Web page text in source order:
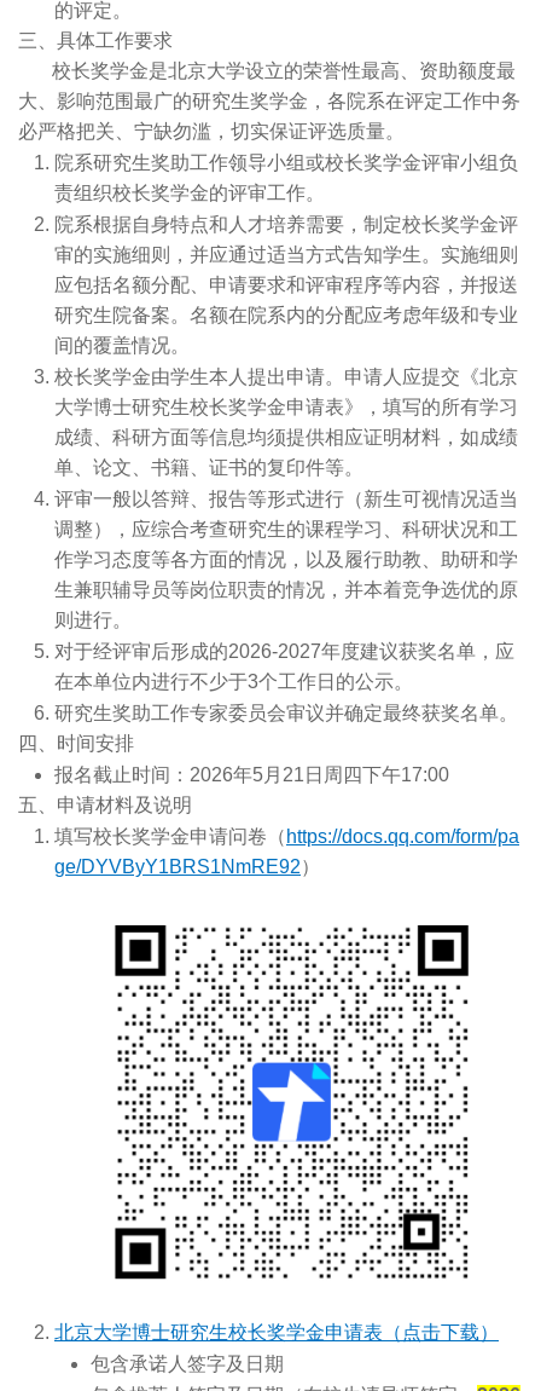
究所
湍流
与复
杂系
统全
国重
点实
验室
省部
级科
技平
台
虚体
科研
的评定。
三、具体工作要求
校长奖学金是北京大学设立的荣誉性最高、资助额度最
大、影响范围最广的研究生奖学金，各院系在评定工作中务
必严格把关、宁缺勿滥，切实保证评选质量。
院系研究生奖助工作领导小组或校长奖学金评审小组负
责组织校长奖学金的评审工作。
院系根据自身特点和人才培养需要，制定校长奖学金评
审的实施细则，并应通过适当方式告知学生。实施细则
应包括名额分配、申请要求和评审程序等内容，并报送
研究生院备案。名额在院系内的分配应考虑年级和专业
间的覆盖情况。
校长奖学金由学生本人提出申请。申请人应提交《北京
大学博士研究生校长奖学金申请表》，填写的所有学习
成绩、科研方面等信息均须提供相应证明材料，如成绩
单、论文、书籍、证书的复印件等。
评审一般以答辩、报告等形式进行（新生可视情况适当
调整），应综合考查研究生的课程学习、科研状况和工
作学习态度等各方面的情况，以及履行助教、助研和学
生兼职辅导员等岗位职责的情况，并本着竞争选优的原
则进行。
对于经评审后形成的2026-2027年度建议获奖名单，应
在本单位内进行不少于3个工作日的公示。
研究生奖助工作专家委员会审议并确定最终获奖名单。
四、时间安排
报名截止时间：2026年5月21日周四下午17:00
五、申请材料及说明
填写校长奖学金申请问卷（ https://docs.qq.com/form/pa
ge/DYVByY1BRS1NmRE92）
北京大学博士研究生校长奖学金申请表（点击下载）
包含承诺人签字及日期